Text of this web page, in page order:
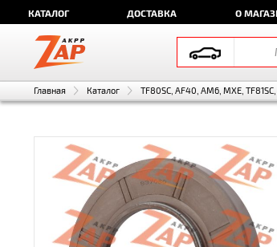
КАТАЛОГ ДОСТАВКА О
Главная Каталог TF80SC, AF40, AM6, MXE,